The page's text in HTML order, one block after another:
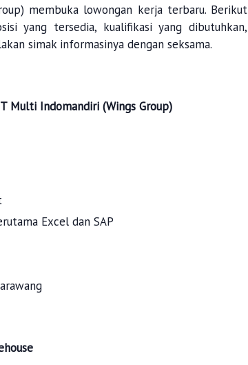
membuka lowongan kerja terbaru. Berikut
yang tersedia, kualifikasi yang dibutuhkan,
simak informasinya dengan seksama.
Multi Indomandiri (Wings Group)
Excel dan SAP